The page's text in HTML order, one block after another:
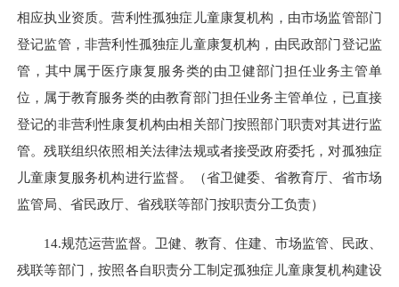
相应执业资质。营利性孤独症儿童康复机构，由市场监管部门
登记监管，非营利性孤独症儿童康复机构，由民政部门登记监
管，其中属于医疗康复服务类的由卫健部门担任业务主管单
位，属于教育服务类的由教育部门担任业务主管单位，已直接
登记的非营利性康复机构由相关部门按照部门职责对其进行监
管。残联组织依照相关法律法规或者接受政府委托，对孤独症
儿童康复服务机构进行监督。（省卫健委、省教育厅、省市场
监管局、省民政厅、省残联等部门按职责分工负责）
14.规范运营监督。卫健、教育、住建、市场监管、民政、
残联等部门，按照各自职责分工制定孤独症儿童康复机构建设